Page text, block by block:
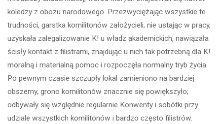
koledzy z obozu narodowego. Przezwyciężając wszystkie te
trudności, garstka komilitonów założycieli, nie ustając w pracy,
uzyskała zalegalizowanie K! u władz akademickich, nawiązała
ścisły kontakt z filistrami, znajdując u nich tak potrzebną dla K!
moralną i materialną pomoc i rozpoczęła normalny tryb życia.
Po pewnym czasie szczupły lokal zamieniono na bardziej
obszerny, grono komilitonów znacznie się powiększyło;
odbywały się względnie regularnie Konwenty i sobótki przy
udziale wszystkich komilitonów i bardzo często filistrów.